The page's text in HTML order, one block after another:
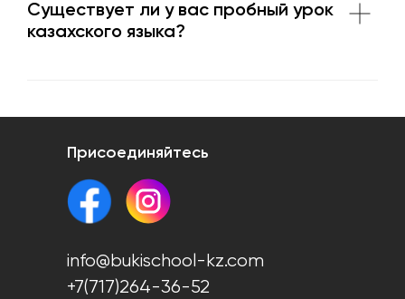
Существует ли у вас пробный урок
казахского языка?
Присоединяйтесь
info@bukischool-kz.com
+7(717)264-36-52